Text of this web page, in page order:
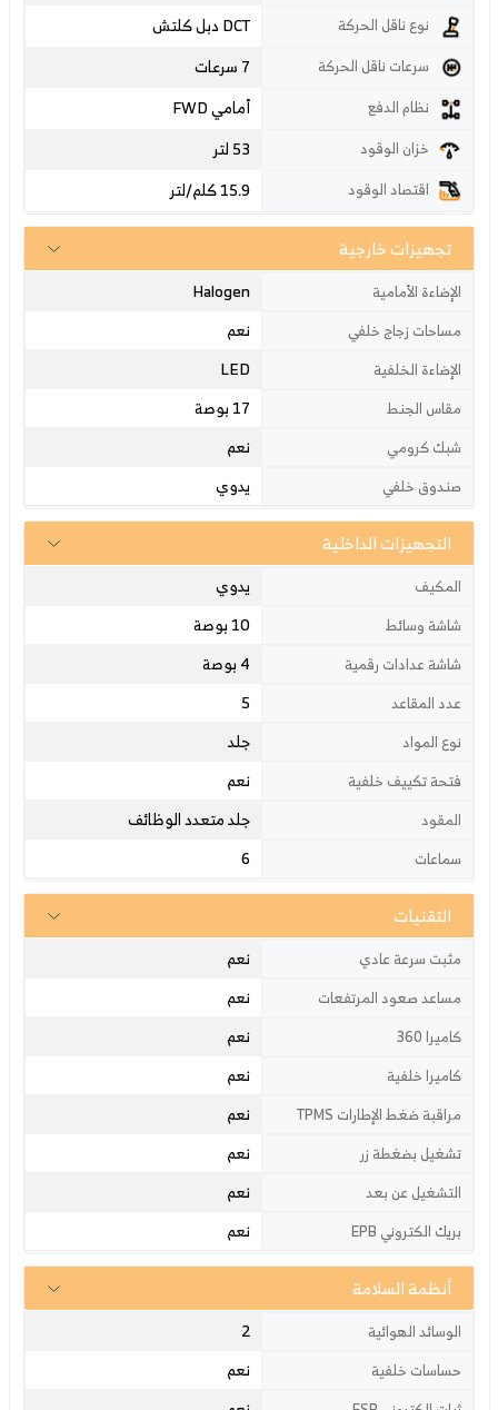
نوع ناقل الحركة دبل كلتش DCT
سرعات ناقل الحركة 7 سرعات
نظام الدفع أمامي FWD
خزان الوقود 53 لتر
اقتصاد الوقود 15.9 كلم/لتر
تجهيزات خارجية
الإضاءة الأمامية Halogen
مساحات زجاج خلفي نعم
الإضاءة الخلفية LED
مقاس الجنط 17 بوصة
شبك كرومي نعم
صندوق خلفي يدوي
التجهيزات الداخلية
المكيف يدوي
شاشة وسائط 10 بوصة
شاشة عدادات رقمية 4 بوصة
عدد المقاعد 5
نوع المواد جلد
فتحة تكييف خلفية نعم
المقود جلد متعدد الوظائف
سماعات 6
التقنيات
مثبت سرعة عادي نعم
مساعد صعود المرتفعات نعم
كاميرا 360 نعم
كاميرا خلفية نعم
مراقبة ضغط الإطارات TPMS نعم
تشغيل بضغطة زر نعم
التشغيل عن بعد نعم
بريك الكتروني EPB نعم
أنظمة السلامة
الوسائد الهوائية 2
حساسات خلفية نعم